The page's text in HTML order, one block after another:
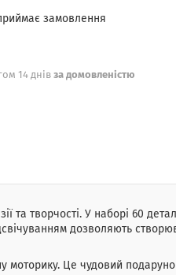
замовлення
14 днів за домовленістю
та творчості. У наборі 60
дозволяють
моторику. Це чудовий